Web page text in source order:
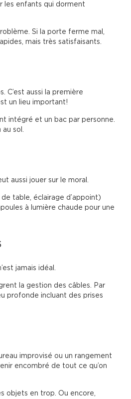
les enfants qui dorment
Si la porte ferme mal,
mais très satisfaisants.
C’est aussi la première
un lieu important!
intégré et un bac par personne.
sol.
aussi jouer sur le moral.
table, éclairage d’appoint)
à lumière chaude pour une
jamais idéal.
la gestion des câbles. Par
profonde incluant des prises
improvisé ou un rangement
encombré de tout ce qu’on
objets en trop. Ou encore,